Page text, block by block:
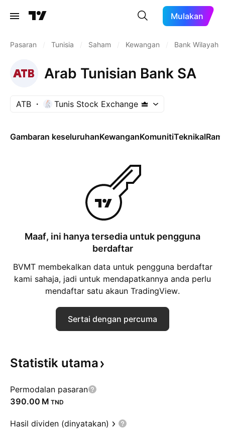
Mulakan
Pasaran Tunisia Saham Kewangan Bank Wilayah
Arab Tunisian Bank SA
ATB Tunis Stock Exchange
Gambaran keseluruhanKewanganKomunitiTeknikal
Maaf, ini hanya tersedia untuk pengguna
berdaftar
BVMT membekalkan data untuk pengguna berdaftar
kami sahaja, jadi untuk mendapatkannya anda perlu
mendaftar satu akaun TradingView.
Sertai dengan percuma
Statistik utama
Permodalan pasaran
‪390.00 M‬ TND
Hasil dividen (dinyatakan)